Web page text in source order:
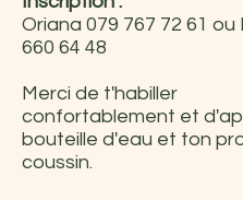
Oriana 079 767 72 61 ou
660 64 48
Merci de t'habiller
confortablement et
bouteille d'eau et ton
coussin.